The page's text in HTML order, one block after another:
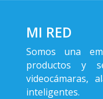
MI RED
Somos una
productos y
videocámaras,
inteligentes.